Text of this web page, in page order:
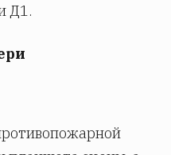
Д1.